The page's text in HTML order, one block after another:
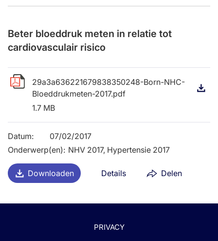
Downloaden Details Delen
Beter bloeddruk meten in relatie tot
cardiovasculair risico
29a3a636221679838350248-Born-NHC-
Bloeddrukmeten-2017.pdf
1.7 MB
Datum:
07/02/2017
Onderwerp(en): NHV 2017, Hypertensie 2017
PRIVACY